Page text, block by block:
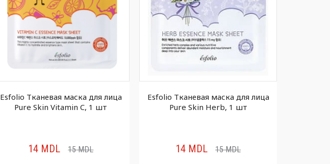
Esfolio Тканевая маска для лица
Pure Skin Vitamin C, 1 шт
14 MDL 15MDL
Esfolio Тканевая маска для лица
Pure Skin Herb, 1 шт
14 MDL 15MDL